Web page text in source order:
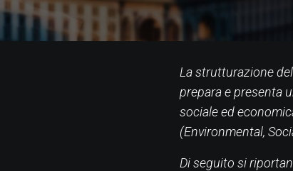
La strutturazione
prepara e presenta
sociale ed
(Environmental,
Di seguito si